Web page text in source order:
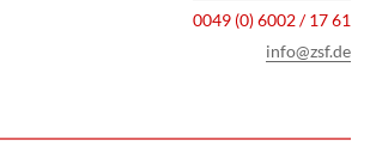
0049 (0) 6002 / 17 61
info@zsf.de